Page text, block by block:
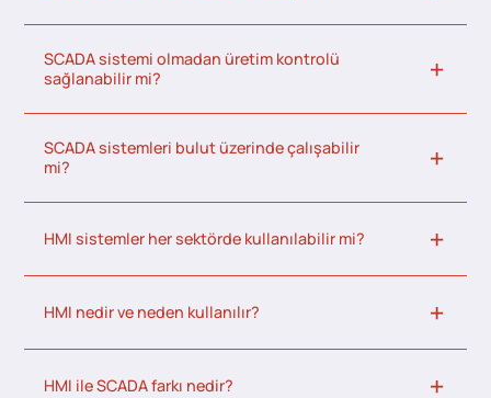
SCADA sistemi olmadan üretim kontrolü
sağlanabilir mi?
SCADA sistemleri bulut üzerinde çalışabilir
mi?
HMI sistemler her sektörde kullanılabilir mi?
HMI nedir ve neden kullanılır?
HMI ile SCADA farkı nedir?